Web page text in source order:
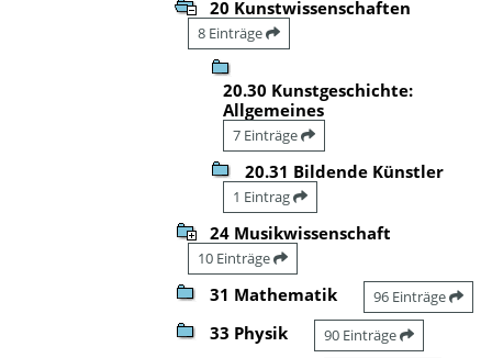
20 Kunstwissenschaften
8 Einträge
20.30 Kunstgeschichte:
Allgemeines
7 Einträge
20.31 Bildende Künstler
1 Eintrag
24 Musikwissenschaft
10 Einträge
31 Mathematik 96 Einträge
33 Physik 90 Einträge